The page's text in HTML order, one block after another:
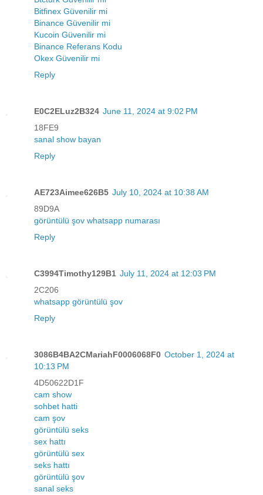
Bitfinex Güvenilir mi
Binance Güvenilir mi
Kucoin Güvenilir mi
Binance Referans Kodu
Okex Güvenilir mi
Reply
E0C2ELuz2B324 June 11, 2024 at 9:02 PM
18FE9
sanal show bayan
Reply
AE723Aimee626B5 July 10, 2024 at 10:38 AM
89D9A
görüntülü şov whatsapp numarası
Reply
C3994Timothy129B1 July 11, 2024 at 12:03 PM
2C206
whatsapp görüntülü şov
Reply
3086B4BA2CMariahF0006068F0 October 1, 2024 at
10:13 PM
4D50622D1F
cam show
sohbet hatti
cam şov
görüntülü seks
sex hattı
görüntülü sex
seks hattı
görüntülü şov
sanal seks